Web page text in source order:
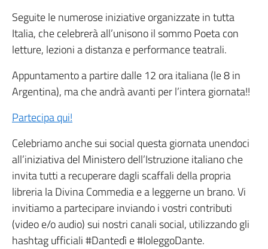
Seguite le numerose iniziative organizzate in tutta
Italia, che celebrerà all’unisono il sommo Poeta con
letture, lezioni a distanza e performance teatrali.
Appuntamento a partire dalle 12 ora italiana (le 8 in
Argentina), ma che andrà avanti per l’intera giornata!!
Partecipa qui!
Celebriamo anche sui social questa giornata unendoci
all’iniziativa del Ministero dell’Istruzione italiano che
invita tutti a recuperare dagli scaffali della propria
libreria la Divina Commedia e a leggerne un brano. Vi
invitiamo a partecipare inviando i vostri contributi
(video e/o audio) sui nostri canali social, utilizzando gli
hashtag ufficiali #Dantedì e #IoleggoDante.